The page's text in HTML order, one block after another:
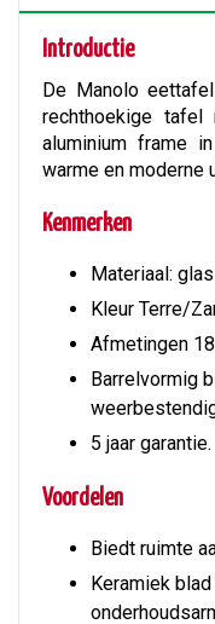
Introductie
De Manolo
rechthoekige
aluminium frame
warme en moderne
Kenmerken
Materiaal:
Kleur Terre/
Afmetingen
Barrelvormig
5 jaar garantie.
Voordelen
Biedt ruimte
Keramiek